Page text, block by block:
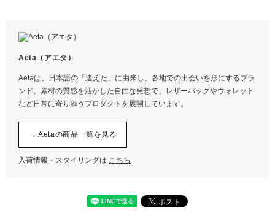
横
39.5
高さ
44
まち
Aeta（アエタ）
Aetaは、日本語の「逢えた」に由来し、各地での出会いを形にするブラ
ンド。素材の質感を活かした自由な発想で、レザーバッグやウォレット
など日常に寄り添うプロダクトを展開しています。
→ Aetaの商品一覧を見る
入荷情報・スタイリングは こちら